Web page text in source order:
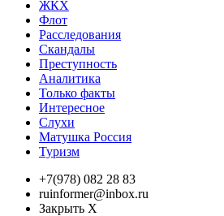
ЖКХ
Флот
Расследования
Скандалы
Преступность
Аналитика
Только факты
Интересное
Слухи
Матушка Россия
Туризм
+7(978) 082 28 83
ruinformer@inbox.ru
Закрыть Х